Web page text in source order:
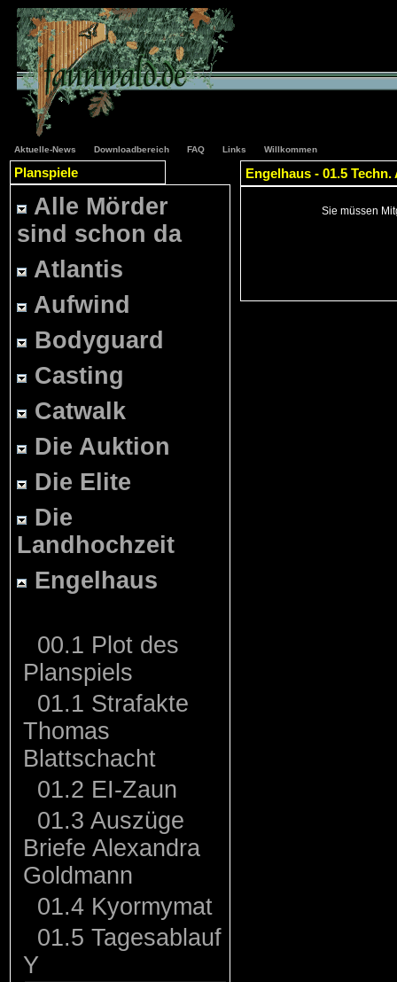
Aktuelle-News Downloadbereich FAQ Links Willkommen
Planspiele
Alle Mörder
sind schon da
Atlantis
Aufwind
Bodyguard
Casting
Catwalk
Die Auktion
Die Elite
Die
Landhochzeit
Engelhaus
00.1 Plot des
Planspiels
01.1 Strafakte
Thomas
Blattschacht
01.2 EI-Zaun
01.3 Auszüge
Briefe Alexandra
Goldmann
01.4 Kyormymat
01.5 Tagesablauf
Y
Engelhaus - 01.5
Sie müssen